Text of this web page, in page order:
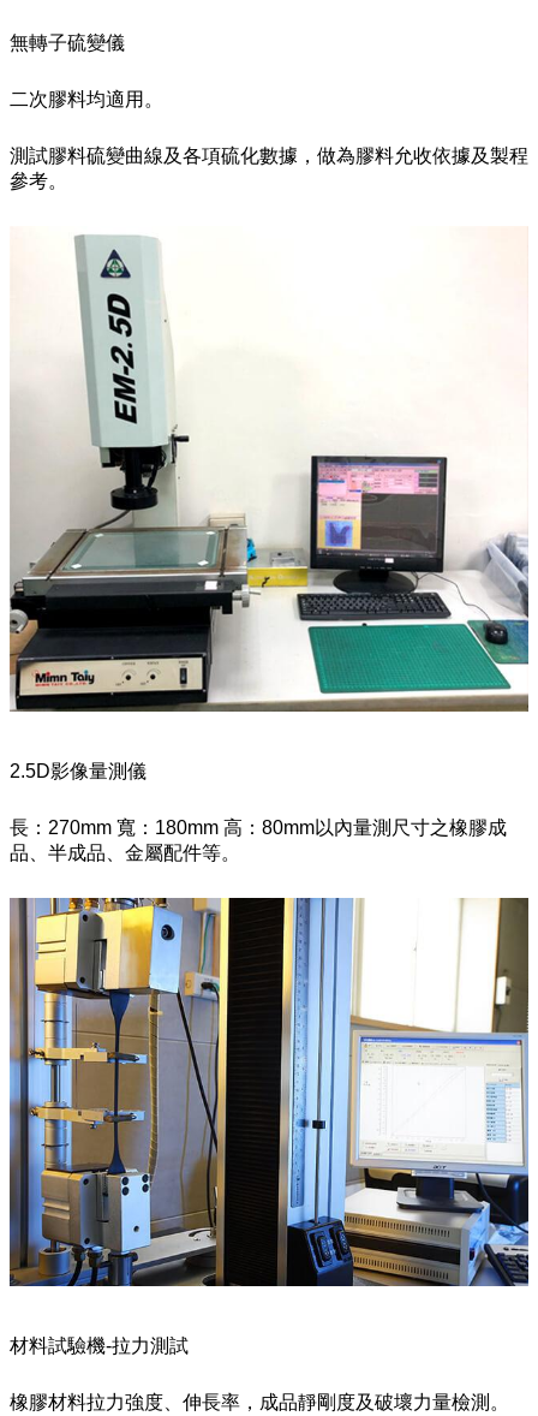
無轉子硫變儀
二次膠料均適用。
測試膠料硫變曲線及各項硫化數據，做為膠料允收依據及製程
參考。
2.5D影像量測儀
長：270mm 寬：180mm 高：80mm以內量測尺寸之橡膠成
品、半成品、金屬配件等。
材料試驗機-拉力測試
橡膠材料拉力強度、伸長率，成品靜剛度及破壞力量檢測。